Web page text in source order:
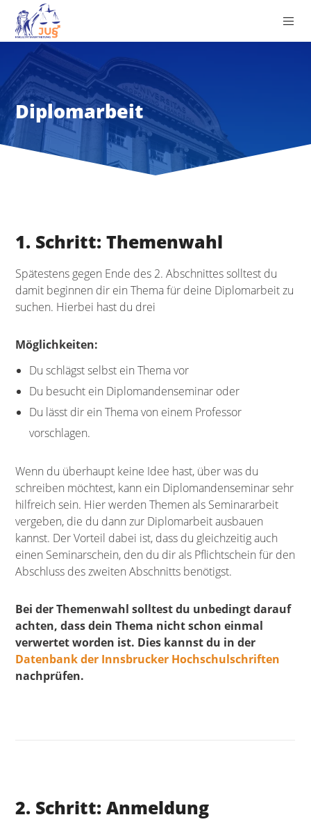
Diplomarbeit
1. Schritt: Themenwahl
Spätestens gegen Ende des 2. Abschnittes solltest du
damit beginnen dir ein Thema für deine Diplomarbeit zu
suchen. Hierbei hast du drei
Möglichkeiten:
Du schlägst selbst ein Thema vor
Du besucht ein Diplomandenseminar oder
Du lässt dir ein Thema von einem Professor
vorschlagen.
Wenn du überhaupt keine Idee hast, über was du
schreiben möchtest, kann ein Diplomandenseminar sehr
hilfreich sein. Hier werden Themen als Seminararbeit
vergeben, die du dann zur Diplomarbeit ausbauen
kannst. Der Vorteil dabei ist, dass du gleichzeitig auch
einen Seminarschein, den du dir als Pflichtschein für den
Abschluss des zweiten Abschnitts benötigst.
Bei der Themenwahl solltest du unbedingt darauf
achten, dass dein Thema nicht schon einmal
verwertet worden ist. Dies kannst du in der
Datenbank der Innsbrucker Hochschulschriften
nachprüfen.
2. Schritt: Anmeldung